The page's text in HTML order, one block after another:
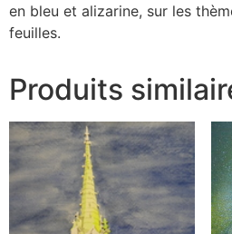
en bleu et alizarine, sur les
feuilles.
Produits